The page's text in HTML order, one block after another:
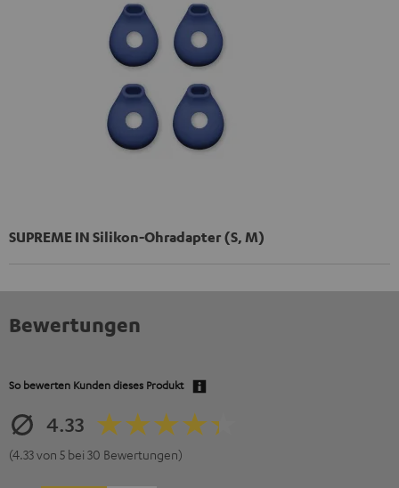
SUPREME IN Silikon-Ohradapter (S, M)
Bewertungen
So bewerten Kunden dieses Produkt
4.33
(4.33 von 5 bei 30 Bewertungen)